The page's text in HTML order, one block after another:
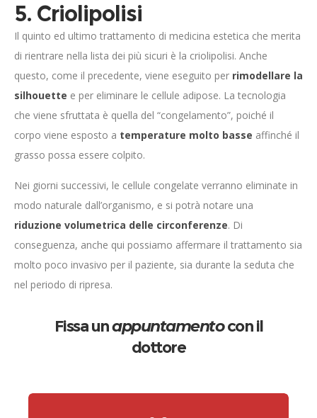
5. Criolipolisi
Il quinto ed ultimo trattamento di medicina estetica che merita
di rientrare nella lista dei più sicuri è la criolipolisi. Anche
questo, come il precedente, viene eseguito per rimodellare la
silhouette e per eliminare le cellule adipose. La tecnologia
che viene sfruttata è quella del “congelamento”, poiché il
corpo viene esposto a temperature molto basse affinché il
grasso possa essere colpito.
Nei giorni successivi, le cellule congelate verranno eliminate in
modo naturale dall’organismo, e si potrà notare una
riduzione volumetrica delle circonferenze. Di
conseguenza, anche qui possiamo affermare il trattamento sia
molto poco invasivo per il paziente, sia durante la seduta che
nel periodo di ripresa.
Fissa unappuntamentocon il
dottore